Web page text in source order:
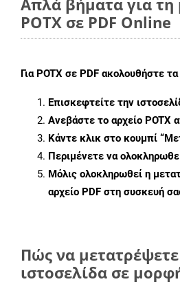
Απλά βήματα για τη
POTX σε PDF Online
Για POTX σε PDF ακολουθήστε
Επισκεφτείτε την
Ανεβάστε το αρχείο POTX
Κάντε κλικ στο κουμπί
Περιμένετε να
Μόλις ολοκληρωθεί η
αρχείο PDF στη συσκευή
Πώς να
ιστοσελίδα σε